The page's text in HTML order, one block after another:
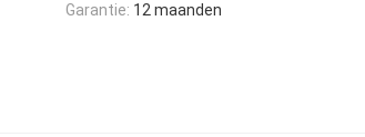
Garantie: 12 maanden